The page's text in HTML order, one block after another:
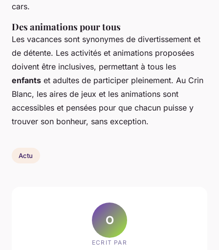
cars.
Des animations pour tous
Les vacances sont synonymes de divertissement et
de détente. Les activités et animations proposées
doivent être inclusives, permettant à tous les
enfants et adultes de participer pleinement. Au Crin
Blanc, les aires de jeux et les animations sont
accessibles et pensées pour que chacun puisse y
trouver son bonheur, sans exception.
Actu
O
ECRIT PAR